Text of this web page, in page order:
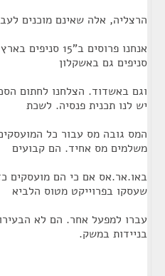
הרצליה, אלה שאינם מוכנים
אנחנו פרוסים
סניפים גם באשקלון
יש לנו תכנית פנסיה. לשכת
המס גובה מס עבור כל
משלמים מס אחיד. הם קבועים
באו.אר.אס אם כי הם מועסקים
שעסקו בפרוייקט מטוס הלביא
עברו למפעל אחר. הם לא
בניידות במשק.